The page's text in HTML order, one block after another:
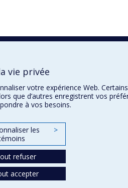
vie privée
votre expérience Web.
que d’autres enregistrent vos
à vos besoins.
les
>
refuser
accepter